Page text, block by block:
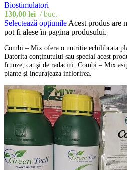
Biostimulatori
130,00 lei
buc.
Selectează opțiunile Acest produs are
pot fi alese în pagina produsului.
Combi – Mix ofera o nutritie echilibrata
Datorita conţinutului sau special acest
frunze, cat şi de radacini. Combi – Mix
plante şi incurajeaza inflorirea.